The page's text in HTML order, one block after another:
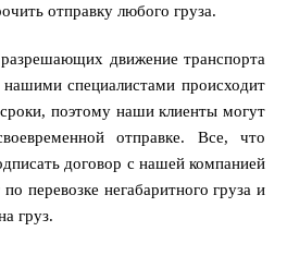
отправку любого груза.
движение транспорта
специалистами происходит
поэтому наши клиенты могут
отправке. Все, что
договор с нашей компанией
перевозке негабаритного груза и
груз.